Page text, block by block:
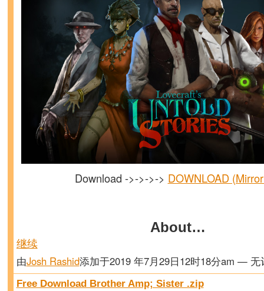
Download ->->->-> DOWNLOAD
About…
继续
由Josh Rashid添加于2019 年7月29日12时18分am — 无
Free Download Brother Amp; Sister .zip